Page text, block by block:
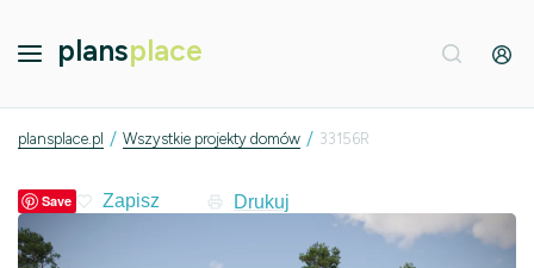
plansplace
plansplace.pl / Wszystkie projekty domów / 33156R
Save Drukuj